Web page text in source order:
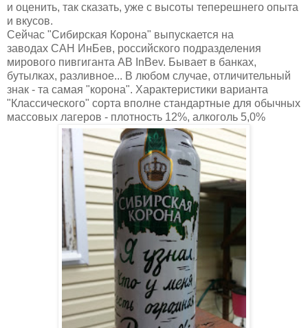
и оценить, так сказать, уже с высоты теперешнего опыта
и вкусов.
Сейчас "Сибирская Корона" выпускается на
заводах САН ИнБев, российского подразделения
мирового пивгиганта AB InBev. Бывает в банках,
бутылках, разливное... В любом случае, отличительный
знак - та самая "корона". Характеристики варианта
"Классического" сорта вполне стандартные для обычных
массовых лагеров - плотность 12%, алкоголь 5,0%